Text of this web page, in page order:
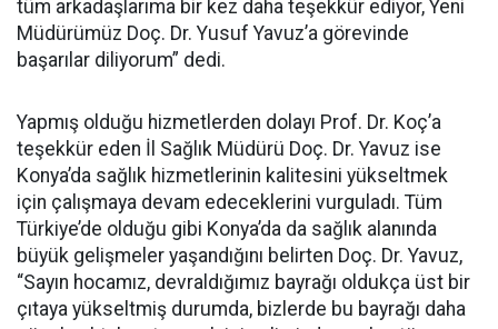
tüm arkadaşlarıma bir kez daha teşekkür ediyor, Yeni
Müdürümüz Doç. Dr. Yusuf Yavuz’a görevinde
başarılar diliyorum” dedi.
Yapmış olduğu hizmetlerden dolayı Prof. Dr. Koç’a
teşekkür eden İl Sağlık Müdürü Doç. Dr. Yavuz ise
Konya’da sağlık hizmetlerinin kalitesini yükseltmek
için çalışmaya devam edeceklerini vurguladı. Tüm
Türkiye’de olduğu gibi Konya’da da sağlık alanında
büyük gelişmeler yaşandığını belirten Doç. Dr. Yavuz,
“Sayın hocamız, devraldığımız bayrağı oldukça üst bir
çıtaya yükseltmiş durumda, bizlerde bu bayrağı daha